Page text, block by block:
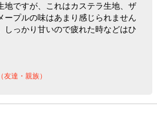
地ですが、これはカステラ生地、ザ
ープルの味はあまり感じられません
っかり甘いので疲れた時などはひ
達・親族）